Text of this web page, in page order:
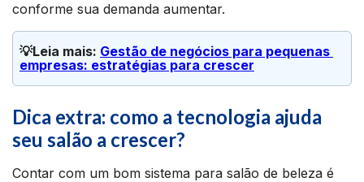
conforme sua demanda aumentar.
💡Leia mais: Gestão de negócios para pequenas
empresas: estratégias para crescer
Dica extra: como a tecnologia ajuda
seu salão a crescer?
Contar com um bom sistema para salão de beleza é